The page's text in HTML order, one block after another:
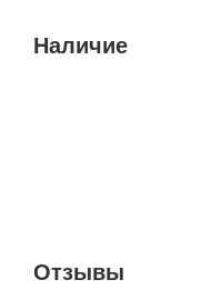
Наличие
Отзывы